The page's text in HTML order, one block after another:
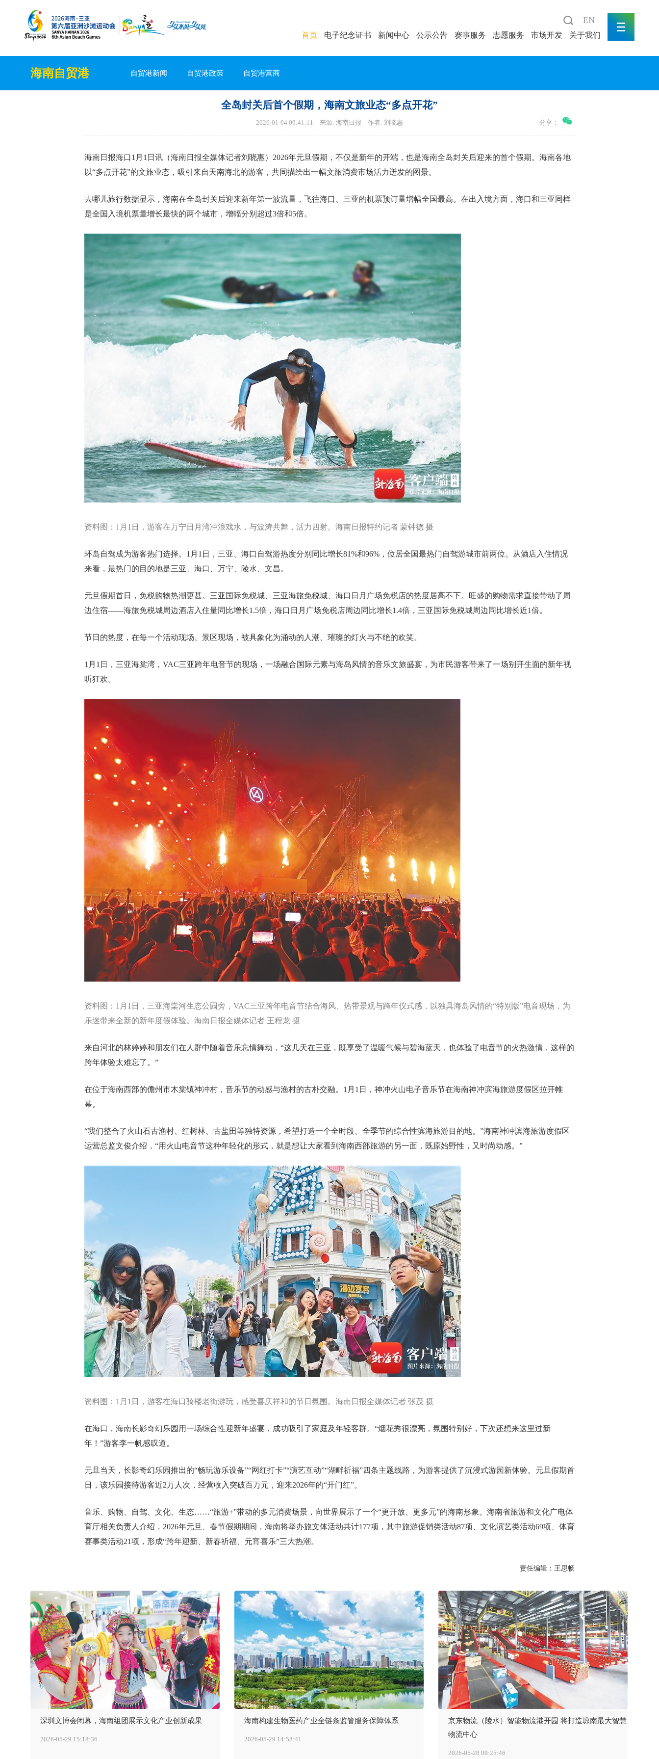
首页 电子纪念证书 新闻中心 公示公告 赛事服务 志愿服务 市场开发 关于我们
EN
海南自贸港 自贸港新闻 自贸港政策 自贸港营商
全岛封关后首个假期，海南文旅业态“多点开花”
2026-01-04 09:41:11 来源: 海南日报 作者: 刘晓惠 分享：
海南日报海口1月1日讯（海南日报全媒体记者刘晓惠）2026年元旦假期，不仅是新年的开端，也是海南全岛封关后迎来的首个假期。海南各地
以“多点开花”的文旅业态，吸引来自天南海北的游客，共同描绘出一幅文旅消费市场活力迸发的图景。
去哪儿旅行数据显示，海南在全岛封关后迎来新年第一波流量，飞往海口、三亚的机票预订量增幅全国最高。在出入境方面，海口和三亚同样
是全国入境机票量增长最快的两个城市，增幅分别超过3倍和5倍。
资料图：1月1日，游客在万宁日月湾冲浪戏水，与波涛共舞，活力四射。海南日报特约记者 蒙钟德 摄
环岛自驾成为游客热门选择。1月1日，三亚、海口自驾游热度分别同比增长81%和96%，位居全国最热门自驾游城市前两位。从酒店入住情况
来看，最热门的目的地是三亚、海口、万宁、陵水、文昌。
元旦假期首日，免税购物热潮更甚。三亚国际免税城、三亚海旅免税城、海口日月广场免税店的热度居高不下。旺盛的购物需求直接带动了周
边住宿——海旅免税城周边酒店入住量同比增长1.5倍，海口日月广场免税店周边同比增长1.4倍，三亚国际免税城周边同比增长近1倍。
节日的热度，在每一个活动现场、景区现场，被具象化为涌动的人潮、璀璨的灯火与不绝的欢笑。
1月1日，三亚海棠湾，VAC三亚跨年电音节的现场，一场融合国际元素与海岛风情的音乐文旅盛宴，为市民游客带来了一场别开生面的新年视
听狂欢。
资料图：1月1日，三亚海棠河生态公园旁，VAC三亚跨年电音节结合海风、热带景观与跨年仪式感，以独具海岛风情的“特别版”电音现场，为
乐迷带来全新的新年度假体验。海南日报全媒体记者 王程龙 摄
来自河北的林婷婷和朋友们在人群中随着音乐忘情舞动，“这几天在三亚，既享受了温暖气候与碧海蓝天，也体验了电音节的火热激情，这样的
跨年体验太难忘了。”
在位于海南西部的儋州市木棠镇神冲村，音乐节的动感与渔村的古朴交融。1月1日，神冲火山电子音乐节在海南神冲滨海旅游度假区拉开帷
幕。
“我们整合了火山石古渔村、红树林、古盐田等独特资源，希望打造一个全时段、全季节的综合性滨海旅游目的地。”海南神冲滨海旅游度假区
运营总监文俊介绍，“用火山电音节这种年轻化的形式，就是想让大家看到海南西部旅游的另一面，既原始野性，又时尚动感。”
资料图：1月1日，游客在海口骑楼老街游玩，感受喜庆祥和的节日氛围。海南日报全媒体记者 张茂 摄
在海口，海南长影奇幻乐园用一场综合性迎新年盛宴，成功吸引了家庭及年轻客群。“烟花秀很漂亮，氛围特别好，下次还想来这里过新
年！”游客李一帆感叹道。
元旦当天，长影奇幻乐园推出的“畅玩游乐设备”“网红打卡”“演艺互动”“湖畔祈福”四条主题线路，为游客提供了沉浸式游园新体验。元旦假期首
日，该乐园接待游客近2万人次，经营收入突破百万元，迎来2026年的“开门红”。
音乐、购物、自驾、文化、生态……“旅游+”带动的多元消费场景，向世界展示了一个“更开放、更多元”的海南形象。海南省旅游和文化广电体
育厅相关负责人介绍，2026年元旦、春节假期期间，海南将举办旅文体活动共计177项，其中旅游促销类活动87项、文化演艺类活动69项、体育
赛事类活动21项，形成“跨年迎新、新春祈福、元宵喜乐”三大热潮。
责任编辑：王思畅
深圳文博会闭幕，海南组团展示文化产业创新成果
2026-05-29 15:18:36
海南构建生物医药产业全链条监管服务保障体系
2026-05-29 14:58:41
京东物流（陵水）智能物流港开园 将打造琼南最大智慧
物流中心
2026-05-28 09:25:46